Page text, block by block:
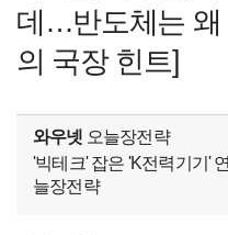
데…반도체는 왜
의 국장 힌트]
와우넷 오늘장전략
'빅테크' 잡은 'K전력기기'
늘장전략